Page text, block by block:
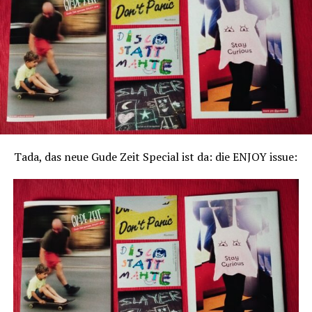
Tada, das neue Gude Zeit Special ist da: die ENJOY issue: